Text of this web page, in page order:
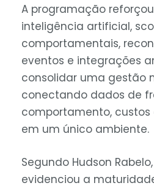
A programação
inteligência artificial,
comportamentais,
eventos e integrações
consolidar uma gestão
conectando dados de
comportamento,
em um único ambiente.
Segundo Hudson
evidenciou a